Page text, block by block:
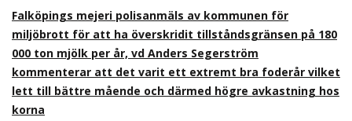
Falköpings mejeri polisanmäls av kommunen för
miljöbrott för att ha överskridit tillståndsgränsen på 180
000 ton mjölk per år, vd Anders Segerström
kommenterar att det varit ett extremt bra foderår vilket
lett till bättre mående och därmed högre avkastning hos
korna